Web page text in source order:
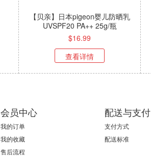
【贝亲】日本pigeon婴儿防晒乳
UVSPF20 PA++ 25g/瓶
$16.99
查看详情
会员中心
我的订单
我的收藏
售后流程
配送与支付
支付方式
配送标准